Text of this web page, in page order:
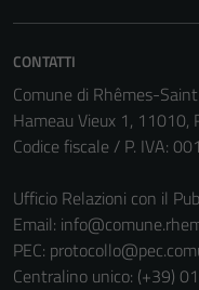
CONTATTI
Comune di Rhêmes-
Hameau Vieux 1,
Codice fiscale / P. IVA:
Ufficio Relazioni con il
Email:
PEC:
Centralino unico: (+39)